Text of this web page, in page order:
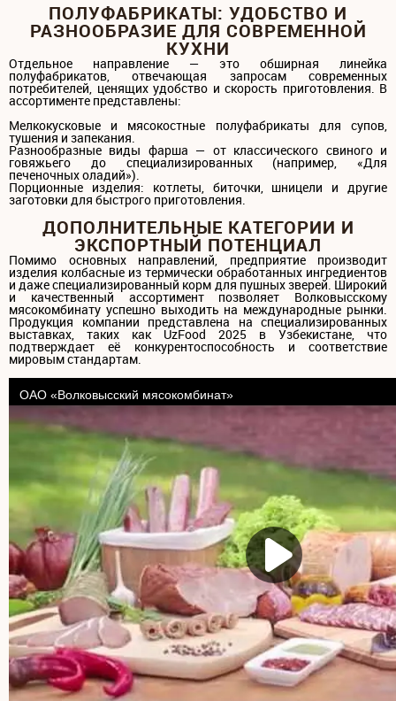
ПОЛУФАБРИКАТЫ: УДОБСТВО И
РАЗНООБРАЗИЕ ДЛЯ СОВРЕМЕННОЙ
КУХНИ
Отдельное направление — это обширная линейка
полуфабрикатов, отвечающая запросам современных
потребителей, ценящих удобство и скорость приготовления. В
ассортименте представлены:
Мелкокусковые и мясокостные полуфабрикаты для супов,
тушения и запекания.
Разнообразные виды фарша — от классического свиного и
говяжьего до специализированных (например, «Для
печеночных оладий»).
Порционные изделия: котлеты, биточки, шницели и другие
заготовки для быстрого приготовления.
ДОПОЛНИТЕЛЬНЫЕ КАТЕГОРИИ И
ЭКСПОРТНЫЙ ПОТЕНЦИАЛ
Помимо основных направлений, предприятие производит
изделия колбасные из термически обработанных ингредиентов
и даже специализированный корм для пушных зверей. Широкий
и качественный ассортимент позволяет Волковысскому
мясокомбинату успешно выходить на международные рынки.
Продукция компании представлена на специализированных
выставках, таких как UzFood 2025 в Узбекистане, что
подтверждает её конкурентоспособность и соответствие
мировым стандартам.